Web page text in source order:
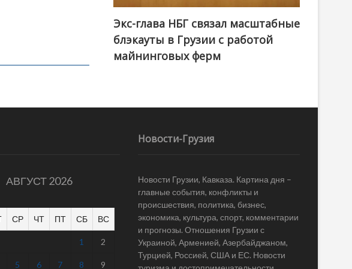
Экс-глава НБГ связал масштабные
блэкауты в Грузии с работой
майнинговых ферм
АВГУСТ 2026
СР ЧТ ПТ СБ ВС
1 2
5 6 7 8 9
Новости-Грузия
Новости Грузии, Кавказа. Картина дня –
главные события, конфликты и
происшествия, политика, бизнес,
экономика, культура, спорт, комментарии
и прогнозы. Отношения Грузии с
Украиной, Арменией, Азербайджаном,
Турцией, Россией, США и ЕС. Новости